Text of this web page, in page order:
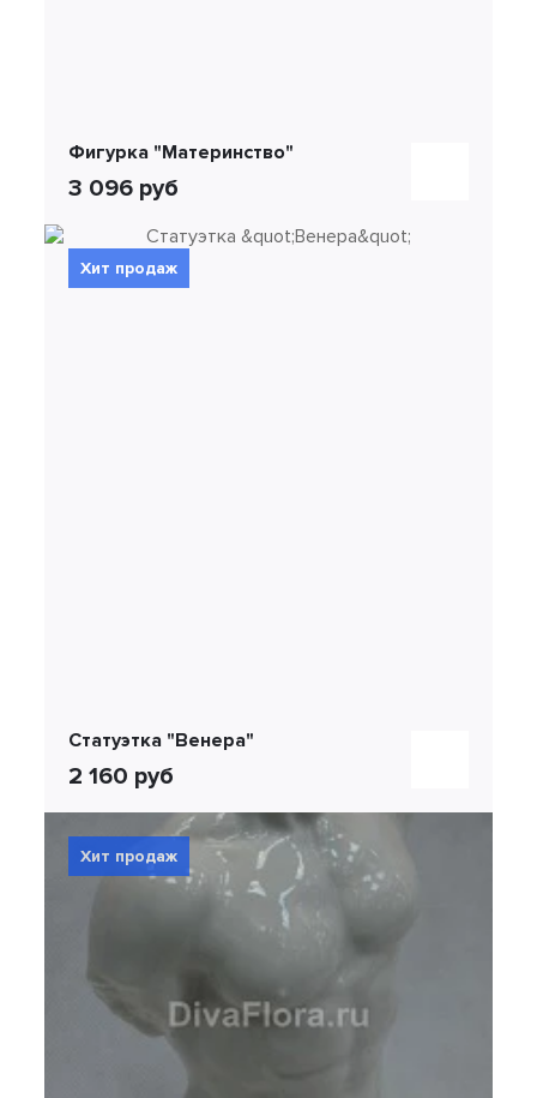
Фигурка "Материнство"
3 096 руб
Хит продаж
Статуэтка "Венера"
2 160 руб
Хит продаж